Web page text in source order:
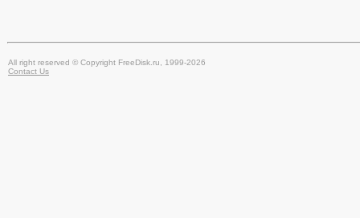
All right reserved © Copyright FreeDisk.ru, 1999-2026
Contact Us